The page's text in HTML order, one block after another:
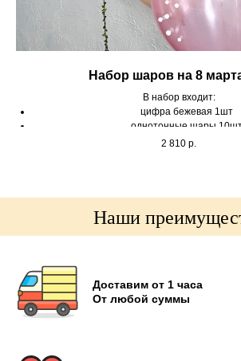
Набор шаров на 8
В набор входит:
цифра бежевая 1шт
однотонные шары
грузик на шары 2шт
2 810 р.
Наши
Доставим от 1 часа
От любой суммы